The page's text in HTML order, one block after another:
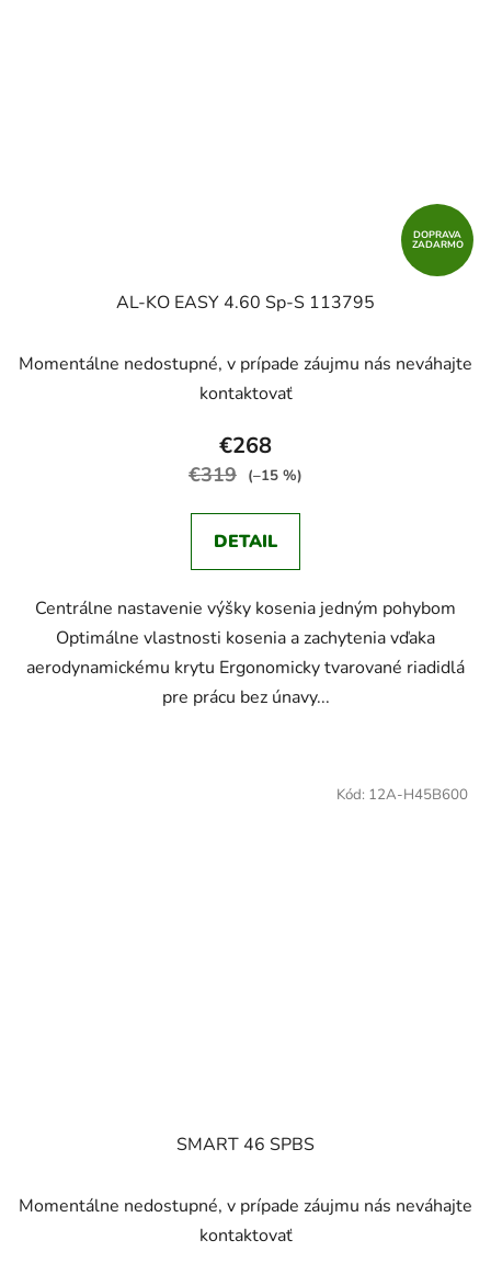
DOPRAVA
ZADARMO
AL-KO EASY 4.60 Sp-S 113795
Momentálne nedostupné, v prípade záujmu nás neváhajte
kontaktovať
€268
€319 (–15 %)
DETAIL
Centrálne nastavenie výšky kosenia jedným pohybom
Optimálne vlastnosti kosenia a zachytenia vďaka
aerodynamickému krytu Ergonomicky tvarované riadidlá
pre prácu bez únavy...
SMART 46 SPBS
Momentálne nedostupné, v prípade záujmu nás neváhajte
kontaktovať
Kód: 12A-H45B600